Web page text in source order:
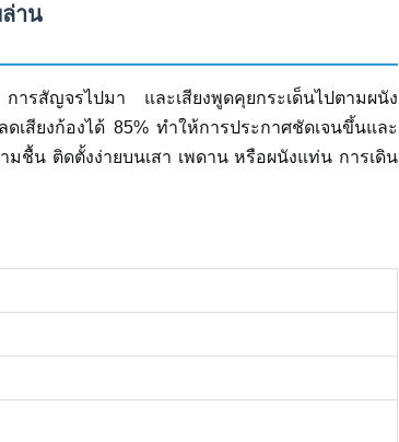
าน
ารสัญจรไปมา และเสียงพูดคุยกระเด็นไปตามผนัง
เสียงก้องได้ 85% ทำให้การประกาศชัดเจนขึ้นและ
ชื้น ติดตั้งง่ายบนเสา เพดาน หรือผนังแท่น การเดิน